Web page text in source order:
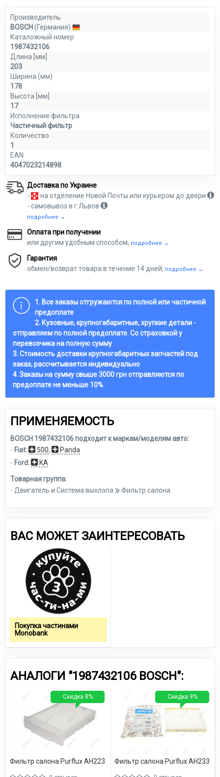
Производитель
BOSCH(Германия)
Каталожный номер
1987432106
Длина [мм]
203
Ширина (мм)
178
Высота [мм]
17
Исполнение фильтра
Частичный фильтр
Количество
1
EAN
4047023214898
Доставка по Украине
-
на отделение Новой Почты или курьером до двери
- самовывоз в г.Львов
подробнее →
Оплата при получении
или другим удобным способом, подробнее →
Гарантия
обмен/возврат товара в течение 14 дней, подробнее →
1. Все заказы отгружаются по полной или частичной
предоплате
2. Кузовные, крупногабаритные, хрупкие детали -
отправляем по полной предоплате. Со страховкой у
перевозчика на полную сумму
3. Стоимость доставки крупногабаритных запчастей под
заказ, рассчитывается индивидуально
4. Заказы на сумму свыше 3000 грн отправляются по
предоплате не меньше 10%
ПРИМЕНЯЕМОСТЬ
BOSCH 1987432106 подходит к маркам/моделям авто:
- Fiat: 500,
Panda
- Ford: KA
Товарная группа:
- Двигатель и Система выхлопа
Фильтр салона
ВАС МОЖЕТ ЗАИНТЕРЕСОВАТЬ
Покупка частинами
Monobank
АНАЛОГИ "1987432106 BOSCH":
Фильтр салона Purflux AH223
Скидка 8%
Фильтр салона Purflux AH233
Скидка 9%